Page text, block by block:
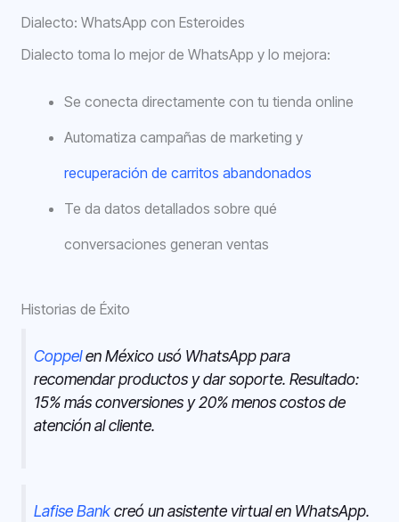
Dialecto: WhatsApp con Esteroides
Dialecto toma lo mejor de WhatsApp y lo mejora:
Se conecta directamente con tu tienda online
Automatiza campañas de marketing y
recuperación de carritos abandonados
Te da datos detallados sobre qué
conversaciones generan ventas
Historias de Éxito
Coppelen México usó WhatsApp para
recomendar productos y dar soporte. Resultado:
15% más conversiones y 20% menos costos de
atención al cliente.
Lafise Bankcreó un asistente virtual en WhatsApp.